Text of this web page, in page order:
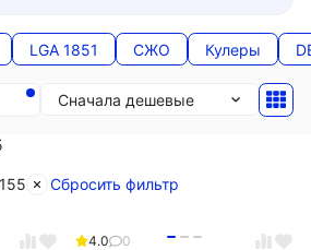
LGA 1851 СЖО Кулеры
Сначала дешевые
Сбросить фильтр
4.0
0